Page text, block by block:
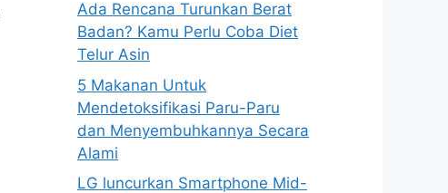
Ada Rencana Turunkan Berat
Badan? Kamu Perlu Coba Diet
Telur Asin
5 Makanan Untuk
Mendetoksifikasi Paru-Paru
dan Menyembuhkannya Secara
Alami
LG luncurkan Smartphone Mid-